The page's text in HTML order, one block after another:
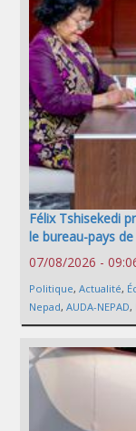
Félix Tshisekedi
le bureau-pays de
07/08/2026 -
Politique, Actualité,
Nepad, AUDA-NEPAD,